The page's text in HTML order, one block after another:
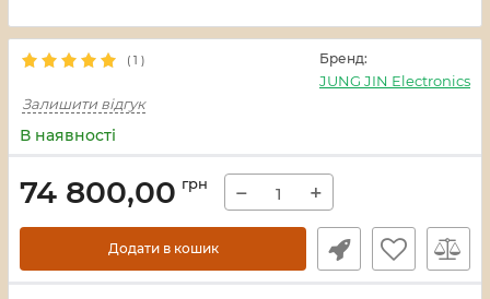
( 1 ) Бренд:
JUNG JIN Electronics
Залишити відгук
В наявності
74 800,00 грн − +
Додати в кошик